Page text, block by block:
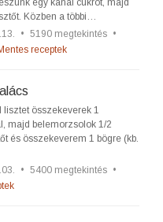
egy kanál cukrot, majd
Közben a többi…
• 5190 megtekintés •
receptek
lisztet összekeverek 1
majd belemorzsolok 1/2
és összekeverem 1 bögre (kb.
• 5400 megtekintés •